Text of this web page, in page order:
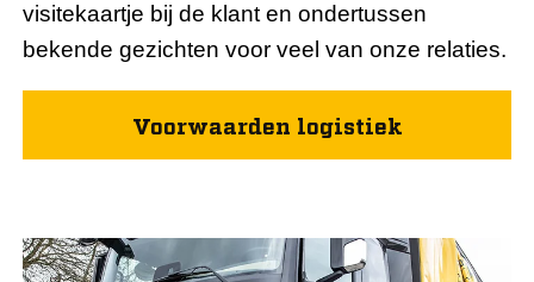
visitekaartje bij de klant en ondertussen
bekende gezichten voor veel van onze relaties.
Voorwaarden logistiek